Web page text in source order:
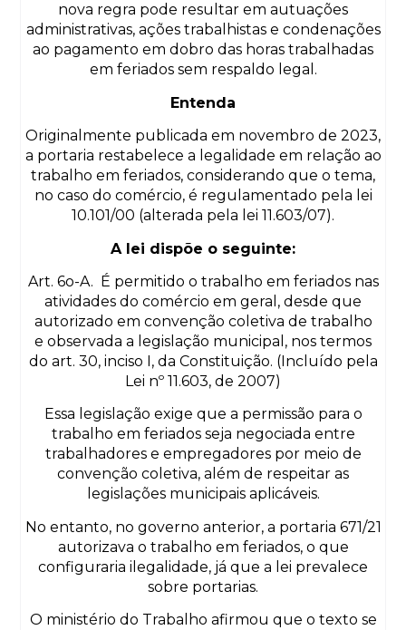
nova regra pode resultar em autuações
administrativas, ações trabalhistas e condenações
ao pagamento em dobro das horas trabalhadas
em feriados sem respaldo legal.
Entenda
Originalmente publicada em novembro de 2023,
a portaria restabelece a legalidade em relação ao
trabalho em feriados, considerando que o tema,
no caso do comércio, é regulamentado pela lei
10.101/00 (alterada pela lei 11.603/07).
A lei dispõe o seguinte:
Art. 6o-A. É permitido o trabalho em feriados nas
atividades do comércio em geral, desde que
autorizado em convenção coletiva de trabalho
e observada a legislação municipal, nos termos
do art. 30, inciso I, da Constituição. (Incluído pela
Lei nº 11.603, de 2007)
Essa legislação exige que a permissão para o
trabalho em feriados seja negociada entre
trabalhadores e empregadores por meio de
convenção coletiva, além de respeitar as
legislações municipais aplicáveis.
No entanto, no governo anterior, a portaria 671/21
autorizava o trabalho em feriados, o que
configuraria ilegalidade, já que a lei prevalece
sobre portarias.
O ministério do Trabalho afirmou que o texto se